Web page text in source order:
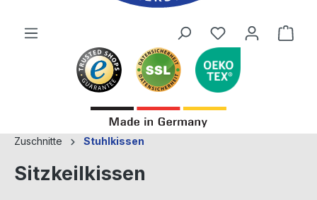
Zuschnitte Stuhlkissen
Sitzkeilkissen